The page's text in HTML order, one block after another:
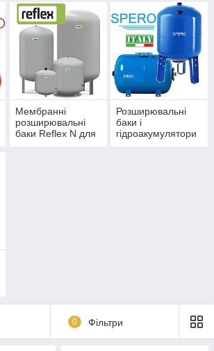
Мембранні
розширювальні
баки Reflex N для
Розширювальні
баки і
гідроакумулятори
0 Фільтри